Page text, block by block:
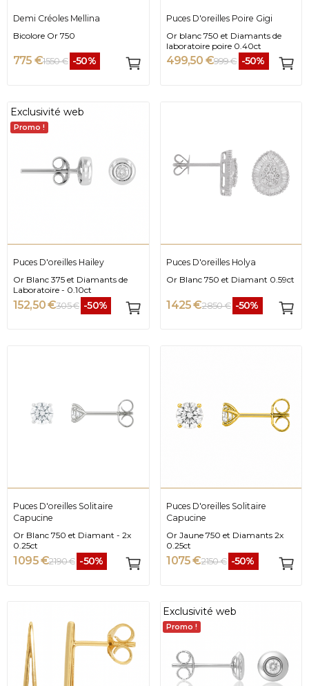
Demi Créoles Mellina
Bicolore Or 750
775 €1 550 € -50%
Puces D'oreilles Poire Gigi
Or blanc 750 et Diamants de
laboratoire poire 0.40ct
499,50 €999 € -50%
Exclusivité web
Promo !
Puces D'oreilles Hailey
Or Blanc 375 et Diamants de
Laboratoire - 0.10ct
152,50 €305 € -50%
Puces D'oreilles Holya
Or Blanc 750 et Diamant 0.59ct
1 425 €2 850 € -50%
Puces D'oreilles Solitaire
Capucine
Or Blanc 750 et Diamant - 2x
0.25ct
1 095 €2 190 € -50%
Puces D'oreilles Solitaire
Capucine
Or Jaune 750 et Diamants 2x
0.25ct
1 075 €2 150 € -50%
Exclusivité web
Promo !